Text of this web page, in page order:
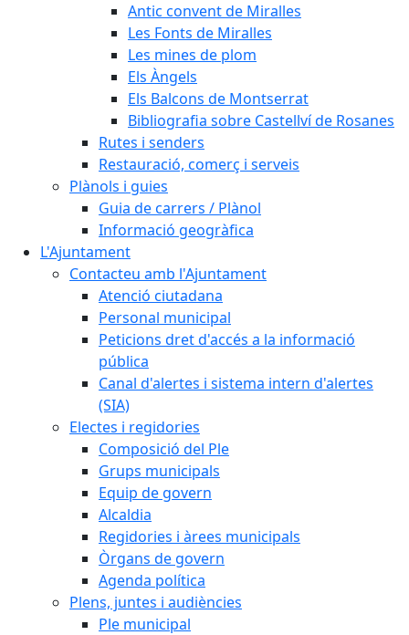
Antic convent de Miralles
Les Fonts de Miralles
Les mines de plom
Els Àngels
Els Balcons de Montserrat
Bibliografia sobre Castellví de Rosanes
Rutes i senders
Restauració, comerç i serveis
Plànols i guies
Guia de carrers / Plànol
Informació geogràfica
L'Ajuntament
Contacteu amb l'Ajuntament
Atenció ciutadana
Personal municipal
Peticions dret d'accés a la informació
pública
Canal d'alertes i sistema intern d'alertes
(SIA)
Electes i regidories
Composició del Ple
Grups municipals
Equip de govern
Alcaldia
Regidories i àrees municipals
Òrgans de govern
Agenda política
Plens, juntes i audiències
Ple municipal